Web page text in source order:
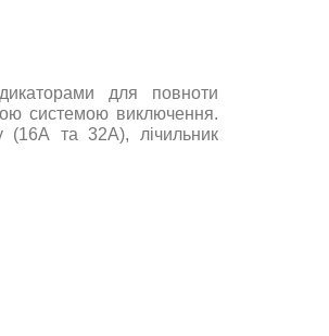
для
повноти
системою виключення.
(16А та 32А),
лічильник